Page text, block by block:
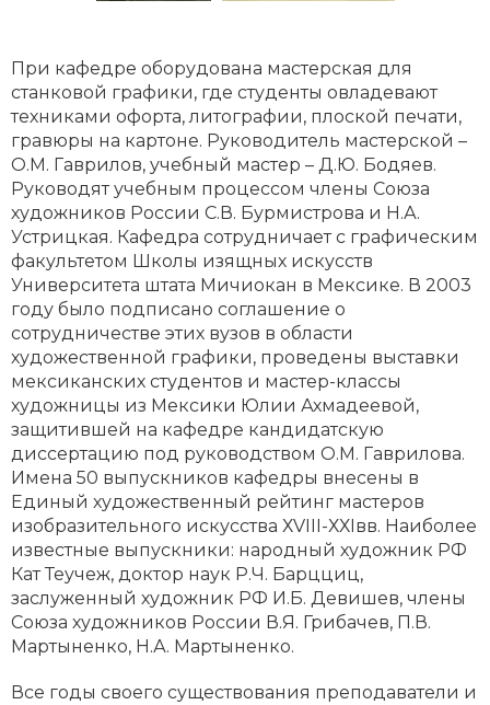
При кафедре оборудована мастерская для
станковой графики, где студенты овладевают
техниками офорта, литографии, плоской печати,
гравюры на картоне. Руководитель мастерской –
О.М. Гаврилов, учебный мастер – Д.Ю. Бодяев.
Руководят учебным процессом члены Союза
художников России С.В. Бурмистрова и Н.А.
Устрицкая. Кафедра сотрудничает с графическим
факультетом Школы изящных искусств
Университета штата Мичиокан в Мексике. В 2003
году было подписано соглашение о
сотрудничестве этих вузов в области
художественной графики, проведены выставки
мексиканских студентов и мастер-классы
художницы из Мексики Юлии Ахмадеевой,
защитившей на кафедре кандидатскую
диссертацию под руководством О.М. Гаврилова.
Имена 50 выпускников кафедры внесены в
Единый художественный рейтинг мастеров
изобразительного искусства ХVIII-ХХIвв. Наиболее
известные выпускники: народный художник РФ
Кат Теучеж, доктор наук Р.Ч. Барцциц,
заслуженный художник РФ И.Б. Девишев, члены
Союза художников России В.Я. Грибачев, П.В.
Мартыненко, Н.А. Мартыненко.
Все годы своего существования преподаватели и